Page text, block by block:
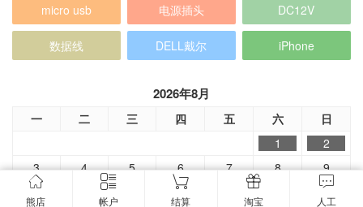
micro usb 电源插头 DC12V
数据线 DELL戴尔 iPhone
2026年8月
一 二 三 四 五 六
日
1
2
3
4 5 6 7 8
9
10
13 16
熊店 帐户 结算 淘宝 人工